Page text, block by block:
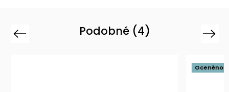
Podobné (4)
Previous
Oceněno »
Next